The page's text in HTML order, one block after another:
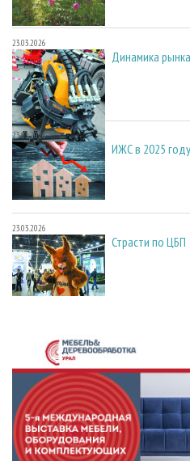
23.03.2026
Динамика
23.03.2026
ИЖС в 2025 году
23.03.2026
Страсти по ЦБП